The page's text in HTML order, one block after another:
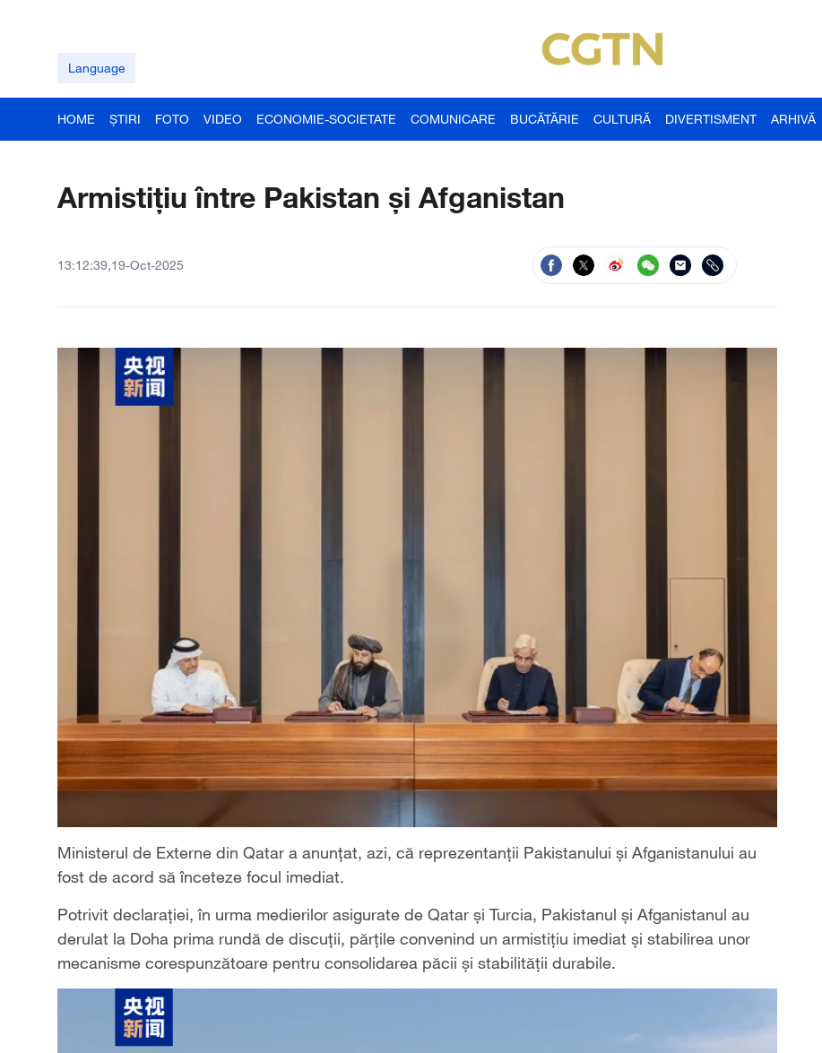
Language
HOME ȘTIRI FOTO VIDEO ECONOMIE-SOCIETATE COMUNICARE BUCĂTĂRIE CULTURĂ DIVERTISMENT ARHIVĂ
Armistițiu între Pakistan și Afganistan
13:12:39,19-Oct-2025
Ministerul de Externe din Qatar a anunțat, azi, că reprezentanții Pakistanului și Afganistanului au
fost de acord să înceteze focul imediat.
Potrivit declarației, în urma medierilor asigurate de Qatar și Turcia, Pakistanul și Afganistanul au
derulat la Doha prima rundă de discuții, părțile convenind un armistițiu imediat și stabilirea unor
mecanisme corespunzătoare pentru consolidarea păcii și stabilității durabile.